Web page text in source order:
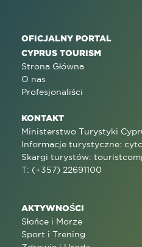
OFICJALNY PORTAL
CYPRUS TOURISM
Strona Główna
O nas
Profesjonaliści
KONTAKT
Ministerstwo Turystyki
Informacje turystyczne:
Skargi turystów:
T: (+357) 22691100
AKTYWNOŚCI
Słońce i Morze
Sport i Trening